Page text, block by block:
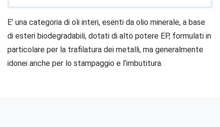
E’ una categoria di oli interi, esenti da olio minerale, a base
di esteri biodegradabili, dotati di alto potere EP, formulati in
particolare per la trafilatura dei metalli, ma generalmente
idonei anche per lo stampaggio e l’imbutitura.